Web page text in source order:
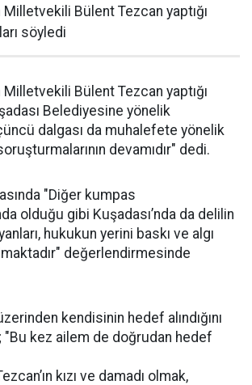
Milletvekili Bülent Tezcan yaptığı
söyledi
Milletvekili Bülent Tezcan yaptığı
Belediyesine yönelik
dalgası da muhalefete yönelik
devamıdır" dedi.
"Diğer kumpas
olduğu gibi Kuşadası’nda da delilin
hukukun yerini baskı ve algı
değerlendirmesinde
kendisinin hedef alındığını
"Bu kez ailem de doğrudan hedef
kızı ve damadı olmak,